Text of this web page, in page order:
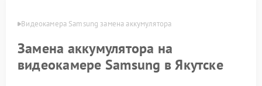
Видеокамера Samsung замена аккумулятора
Замена аккумулятора на
видеокамере Samsung в Якутске